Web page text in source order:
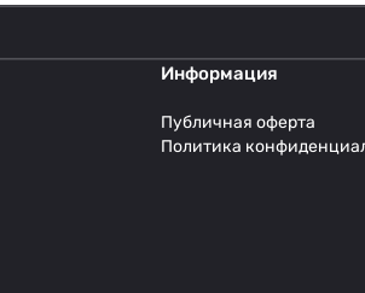
Информация
Публичная оферта
Политика